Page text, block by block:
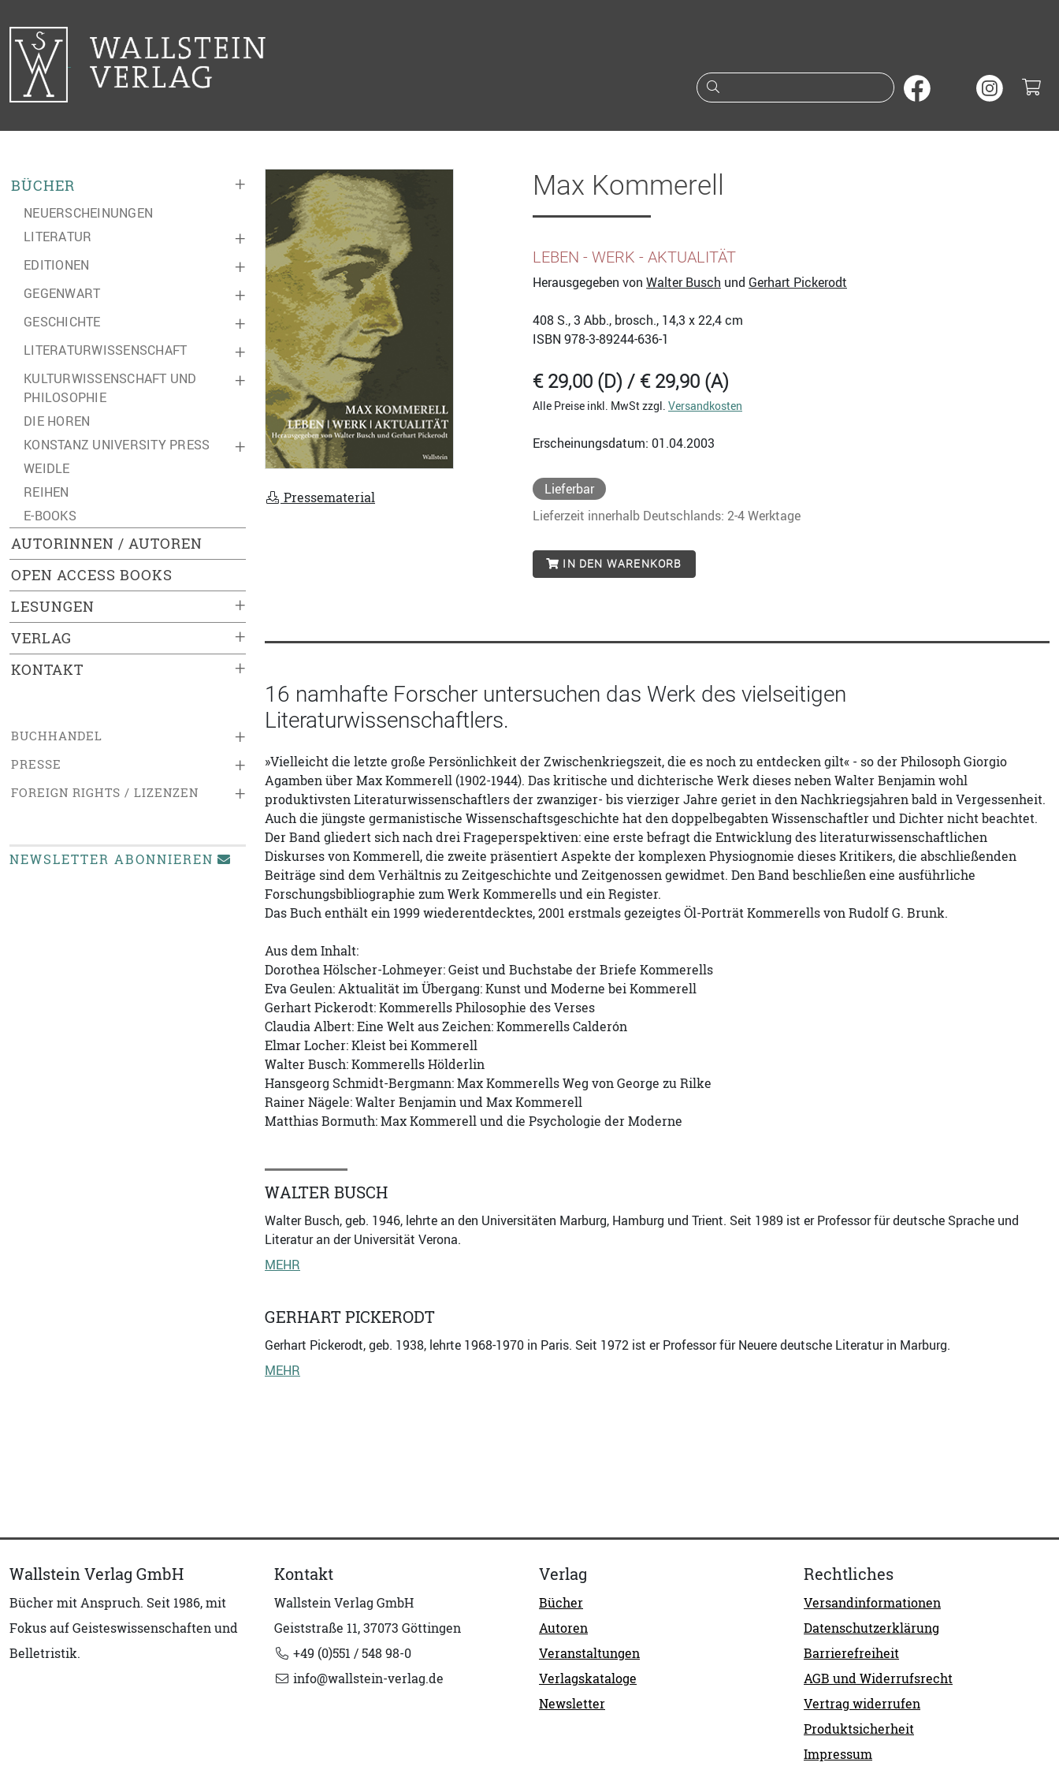
Suche nach Büchern oder
+
BÜCHER
NEUERSCHEINUNGEN
+
LITERATUR
+
EDITIONEN
+
GEGENWART
+
GESCHICHTE
+
LITERATURWISSENSCHAFT
+
KULTURWISSENSCHAFT UND
PHILOSOPHIE
DIE HOREN
+
KONSTANZ UNIVERSITY PRESS
WEIDLE
REIHEN
E-BOOKS
AUTORINNEN / AUTOREN
OPEN ACCESS BOOKS
+
LESUNGEN
+
VERLAG
+
KONTAKT
+
BUCHHANDEL
+
PRESSE
+
FOREIGN RIGHTS / LIZENZEN
NEWSLETTER ABONNIEREN
Pressematerial
Max Kommerell
LEBEN - WERK - AKTUALITÄT
Herausgegeben von Walter Busch und Gerhart Pickerodt
408 S., 3 Abb., brosch., 14,3 x 22,4 cm
ISBN 978-3-89244-636-1
€ 29,00 (D) / € 29,90 (A)
Alle Preise inkl. MwSt zzgl. Versandkosten
Erscheinungsdatum: 01.04.2003
Lieferbar
Lieferzeit innerhalb Deutschlands: 2-4 Werktage
IN DEN WARENKORB
16 namhafte Forscher untersuchen das Werk des vielseitigen
Literaturwissenschaftlers.
»Vielleicht die letzte große Persönlichkeit der Zwischenkriegszeit, die es noch zu entdecken gilt« - so der Philosoph Giorgio
Agamben über Max Kommerell (1902-1944). Das kritische und dichterische Werk dieses neben Walter Benjamin wohl
produktivsten Literaturwissenschaftlers der zwanziger- bis vierziger Jahre geriet in den Nachkriegsjahren bald in Vergessenheit.
Auch die jüngste germanistische Wissenschaftsgeschichte hat den doppelbegabten Wissenschaftler und Dichter nicht beachtet.
Der Band gliedert sich nach drei Frageperspektiven: eine erste befragt die Entwicklung des literaturwissenschaftlichen
Diskurses von Kommerell, die zweite präsentiert Aspekte der komplexen Physiognomie dieses Kritikers, die abschließenden
Beiträge sind dem Verhältnis zu Zeitgeschichte und Zeitgenossen gewidmet. Den Band beschließen eine ausführliche
Forschungsbibliographie zum Werk Kommerells und ein Register.
Das Buch enthält ein 1999 wiederentdecktes, 2001 erstmals gezeigtes Öl-Porträt Kommerells von Rudolf G. Brunk.
Aus dem Inhalt:
Dorothea Hölscher-Lohmeyer: Geist und Buchstabe der Briefe Kommerells
Eva Geulen: Aktualität im Übergang: Kunst und Moderne bei Kommerell
Gerhart Pickerodt: Kommerells Philosophie des Verses
Claudia Albert: Eine Welt aus Zeichen: Kommerells Calderón
Elmar Locher: Kleist bei Kommerell
Walter Busch: Kommerells Hölderlin
Hansgeorg Schmidt-Bergmann: Max Kommerells Weg von George zu Rilke
Rainer Nägele: Walter Benjamin und Max Kommerell
Matthias Bormuth: Max Kommerell und die Psychologie der Moderne
WALTER BUSCH
Walter Busch, geb. 1946, lehrte an den Universitäten Marburg, Hamburg und Trient. Seit 1989 ist er Professor für deutsche Sprache und
Literatur an der Universität Verona.
MEHR
GERHART PICKERODT
Gerhart Pickerodt, geb. 1938, lehrte 1968-1970 in Paris. Seit 1972 ist er Professor für Neuere deutsche Literatur in Marburg.
MEHR
Wallstein Verlag GmbH
Bücher mit Anspruch. Seit 1986, mit
Fokus auf Geisteswissenschaften und
Belletristik.
Kontakt
Wallstein Verlag GmbH
Geiststraße 11, 37073 Göttingen
+49 (0)551 / 548 98-0
info@wallstein-verlag.de
Verlag
Bücher
Autoren
Veranstaltungen
Verlagskataloge
Newsletter
Rechtliches
Versandinformationen
Datenschutzerklärung
Barrierefreiheit
AGB und Widerrufsrecht
Vertrag widerrufen
Produktsicherheit
Impressum